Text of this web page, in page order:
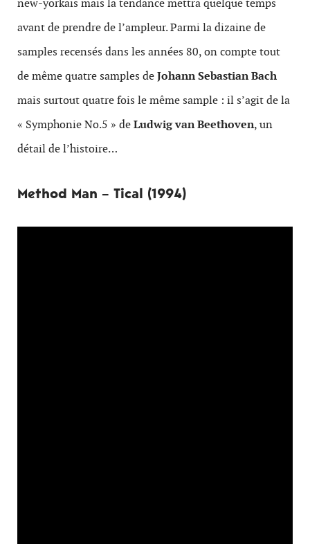
new-yorkais mais la tendance mettra quelque temps
avant de prendre de l’ampleur. Parmi la dizaine de
samples recensés dans les années 80, on compte tout
de même quatre samples deJohann Sebastian Bach
mais surtout quatre fois le même sample : il s’agit de la
« Symphonie No.5 » deLudwig van Beethoven, un
détail de l’histoire…
Method Man – Tical (1994)